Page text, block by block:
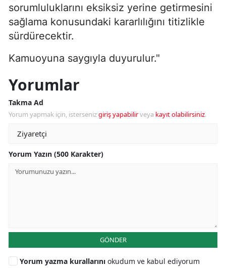
sorumluluklarını eksiksiz yerine getirmesini
sağlama konusundaki kararlılığını titizlikle
sürdürecektir.
Kamuoyuna saygıyla duyurulur."
Yorumlar
Takma Ad
Yorum yapmak için, istersenizgiriş yapabilirveya kayıt olabilirsiniz.
Yorum Yazın (500 Karakter)
GÖNDER
Yorum yazma kurallarını okudum ve kabul ediyorum